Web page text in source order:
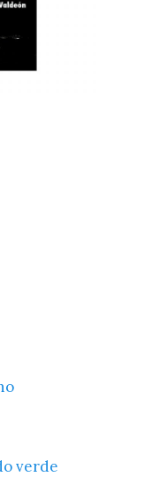
verde